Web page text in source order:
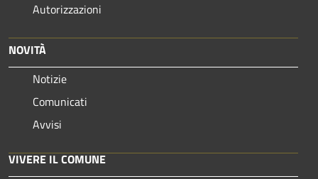
Autorizzazioni
NOVITÀ
Notizie
Comunicati
Avvisi
VIVERE IL COMUNE